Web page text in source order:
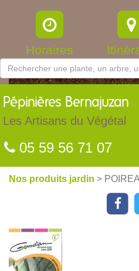
Horaires
Pépinières Bernajuzan
Les Artisans du Végétal
05 59 56 71 07
Nos produits jardin >